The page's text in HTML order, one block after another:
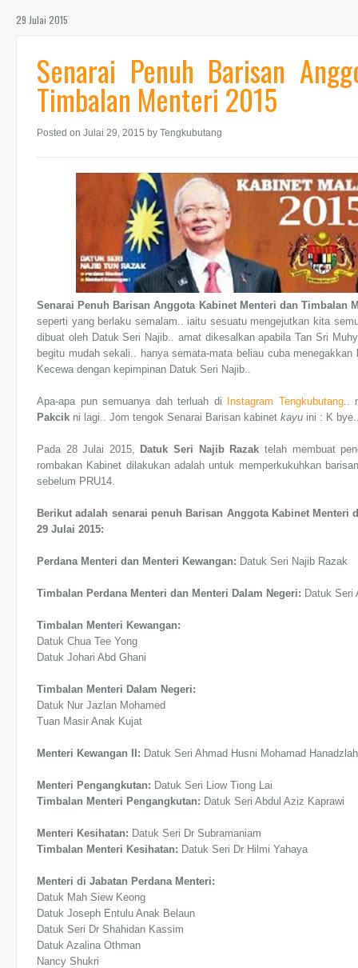
29 Julai 2015
Senarai Penuh Barisan
Timbalan Menteri 2015
Posted on Julai 29, 2015 by Tengkubutang
Senarai Penuh Barisan Anggota Kabinet Menteri dan Timbalan
seperti yang berlaku semalam.. iaitu sesuatu mengejutkan kita
dibuat oleh Datuk Seri Najib.. amat dikesalkan apabila Tan Sri
begitu mudah sekali.. hanya semata-mata beliau cuba
Kecewa dengan kepimpinan Datuk Seri Najib..
Apa-apa pun semuanya dah terluah di Instagram Tengkubutang..
Pakcik ni lagi.. Jom tengok Senarai Barisan kabinet kayu ini : K
Pada 28 Julai 2015, Datuk Seri Najib Razak telah membuat
rombakan Kabinet dilakukan adalah untuk memperkukuhkan
sebelum PRU14.
Berikut adalah senarai penuh Barisan Anggota Kabinet
29 Julai 2015:
Perdana Menteri dan Menteri Kewangan: Datuk Seri Najib Razak
Timbalan Perdana Menteri dan Menteri Dalam Negeri: Datuk Seri
Timbalan Menteri Kewangan:
Datuk Chua Tee Yong
Datuk Johari Abd Ghani
Timbalan Menteri Dalam Negeri:
Datuk Nur Jazlan Mohamed
Tuan Masir Anak Kujat
Menteri Kewangan II: Datuk Seri Ahmad Husni Mohamad Hanadzlah
Menteri Pengangkutan: Datuk Seri Liow Tiong Lai
Timbalan Menteri Pengangkutan: Datuk Seri Abdul Aziz Kaprawi
Menteri Kesihatan: Datuk Seri Dr Subramaniam
Timbalan Menteri Kesihatan: Datuk Seri Dr Hilmi Yahaya
Menteri di Jabatan Perdana Menteri:
Datuk Mah Siew Keong
Datuk Joseph Entulu Anak Belaun
Datuk Seri Dr Shahidan Kassim
Datuk Azalina Othman
Nancy Shukri